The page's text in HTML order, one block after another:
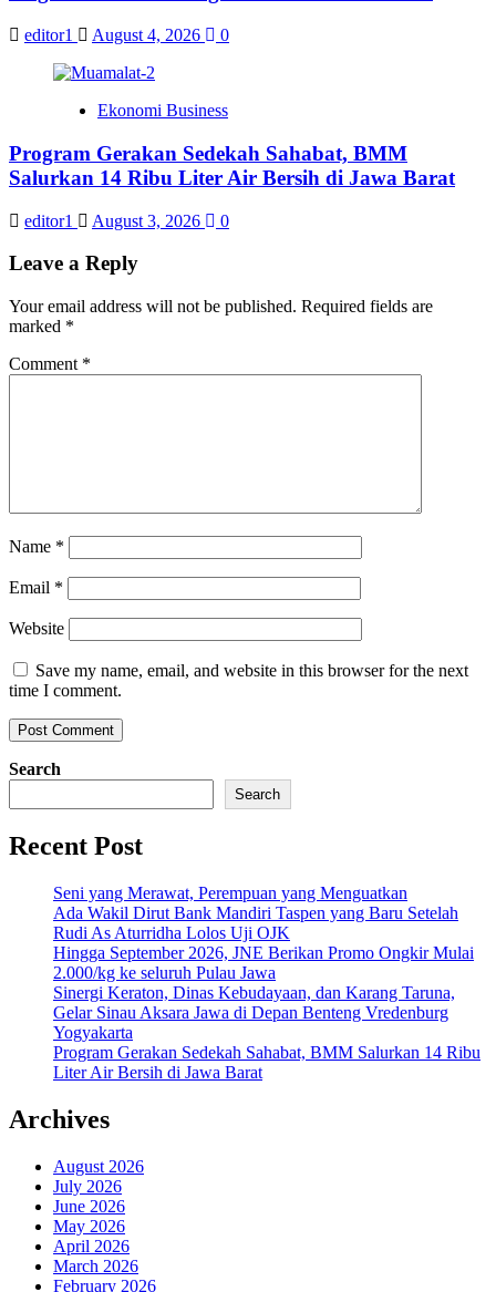
editor1 August 4, 2026 0
Ekonomi Business
Program Gerakan Sedekah Sahabat, BMM
Salurkan 14 Ribu Liter Air Bersih di Jawa Barat
editor1 August 3, 2026 0
Leave a Reply
Your email address will not be published. Required fields are
marked *
Comment *
Name *
Email *
Website
Save my name, email, and website in this browser for the next
time I comment.
Search
Search
Recent Post
Seni yang Merawat, Perempuan yang Menguatkan
Ada Wakil Dirut Bank Mandiri Taspen yang Baru Setelah
Rudi As Aturridha Lolos Uji OJK
Hingga September 2026, JNE Berikan Promo Ongkir Mulai
2.000/kg ke seluruh Pulau Jawa
Sinergi Keraton, Dinas Kebudayaan, dan Karang Taruna,
Gelar Sinau Aksara Jawa di Depan Benteng Vredenburg
Yogyakarta
Program Gerakan Sedekah Sahabat, BMM Salurkan 14 Ribu
Liter Air Bersih di Jawa Barat
Archives
August 2026
July 2026
June 2026
May 2026
April 2026
March 2026
February 2026